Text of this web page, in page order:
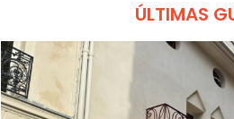
ÚLTIMAS